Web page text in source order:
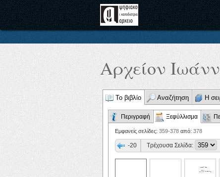
Αρχείον
Το βιβλίο Αναζήτηση Η
Περιγραφή Ξεφύλλισμα
Εμφανείς σελίδες: 359-378 από: 378
-20 Τρέχουσα Σελίδα: